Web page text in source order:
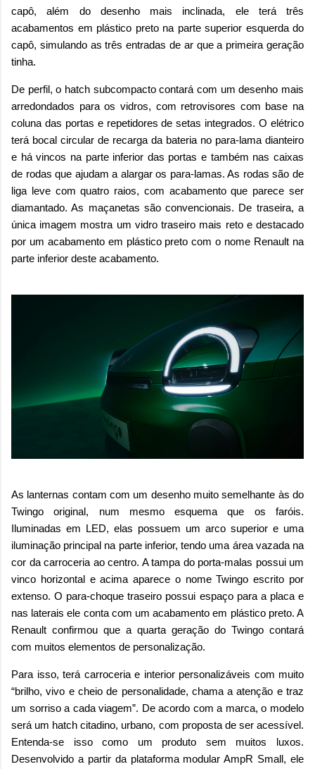
capô, além do desenho mais inclinada, ele terá três
acabamentos em plástico preto na parte superior esquerda do
capô, simulando as três entradas de ar que a primeira geração
tinha.
De perfil, o hatch subcompacto contará com um desenho mais
arredondados para os vidros, com retrovisores com base na
coluna das portas e repetidores de setas integrados. O elétrico
terá bocal circular de recarga da bateria no para-lama dianteiro
e há vincos na parte inferior das portas e também nas caixas
de rodas que ajudam a alargar os para-lamas. As rodas são de
liga leve com quatro raios, com acabamento que parece ser
diamantado. As maçanetas são convencionais. De traseira, a
única imagem mostra um vidro traseiro mais reto e destacado
por um acabamento em plástico preto com o nome Renault na
parte inferior deste acabamento.
As lanternas contam com um desenho muito semelhante às do
Twingo original, num mesmo esquema que os faróis.
Iluminadas em LED, elas possuem um arco superior e uma
iluminação principal na parte inferior, tendo uma área vazada na
cor da carroceria ao centro. A tampa do porta-malas possui um
vinco horizontal e acima aparece o nome Twingo escrito por
extenso. O para-choque traseiro possui espaço para a placa e
nas laterais ele conta com um acabamento em plástico preto. A
Renault confirmou que a quarta geração do Twingo contará
com muitos elementos de personalização.
Para isso, terá carroceria e interior personalizáveis com muito
“brilho, vivo e cheio de personalidade, chama a atenção e traz
um sorriso a cada viagem”. De acordo com a marca, o modelo
será um hatch citadino, urbano, com proposta de ser acessível.
Entenda-se isso como um produto sem muitos luxos.
Desenvolvido a partir da plataforma modular AmpR Small, ele